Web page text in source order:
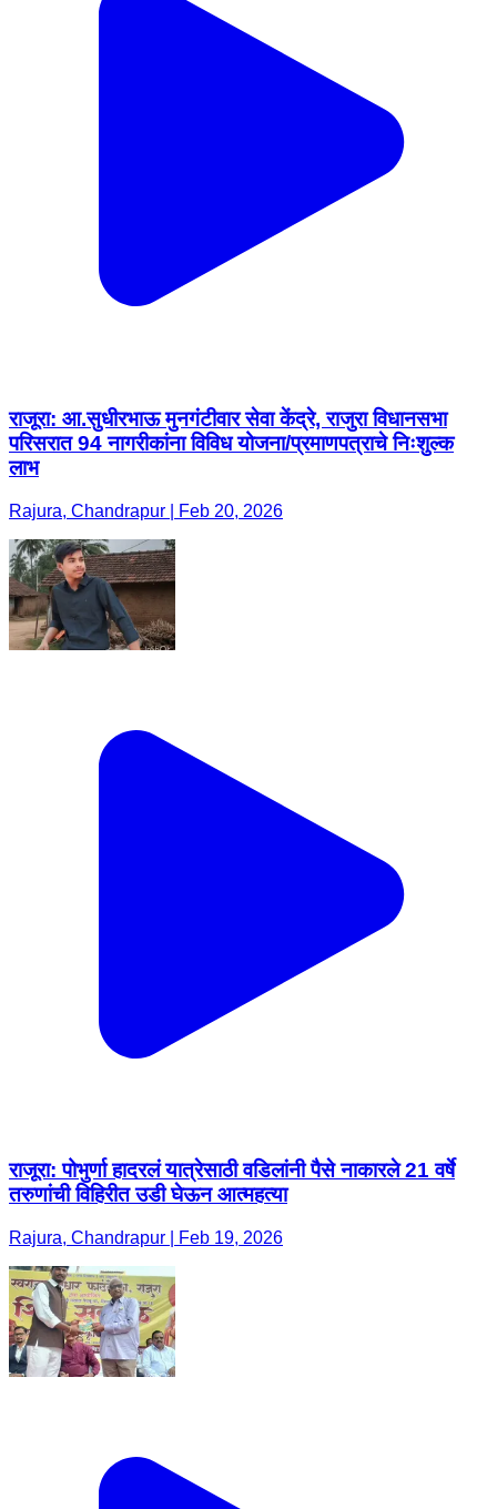
राजूरा: आ.सुधीरभाऊ मुनगंटीवार सेवा केंद्रे, राजुरा विधानसभा
परिसरात 94 नागरीकांना विविध योजना/प्रमाणपत्राचे निःशुल्क
लाभ
Rajura, Chandrapur | Feb 20, 2026
राजूरा: पोभुर्णा हादरलं यात्रेसाठी वडिलांनी पैसे नाकारले 21 वर्षे
तरुणांची विहिरीत उडी घेऊन आत्महत्या
Rajura, Chandrapur | Feb 19, 2026